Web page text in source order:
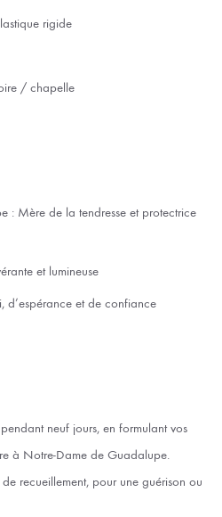
rigide
/ chapelle
: Mère de la tendresse et protectrice
et lumineuse
d’espérance et de confiance
neuf jours, en formulant vos
à Notre-Dame de Guadalupe.
de recueillement, pour une guérison ou